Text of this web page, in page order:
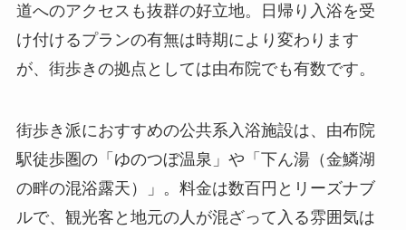
道へのアクセスも抜群の好立地。日帰り入浴を受
け付けるプランの有無は時期により変わります
が、街歩きの拠点としては由布院でも有数です。
街歩き派におすすめの公共系入浴施設は、由布院
駅徒歩圏の「ゆのつぼ温泉」や「下ん湯（金鱗湖
の畔の混浴露天）」。料金は数百円とリーズナブ
ルで、観光客と地元の人が混ざって入る雰囲気は